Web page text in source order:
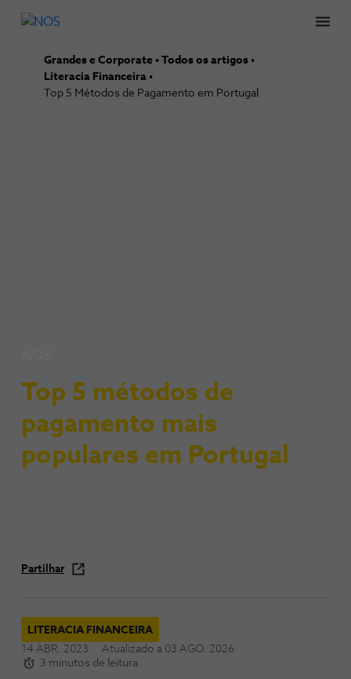
Grandes e Corporate
Todos os artigos
Literacia Financeira
Top 5 Métodos de Pagamento em Portugal
Top 5 métodos de
pagamento mais
populares em Portugal
Partilhar
LITERACIA FINANCEIRA
14 ABR. 2023
Atualizado a 03 AGO. 2026
3 minutos de leitura